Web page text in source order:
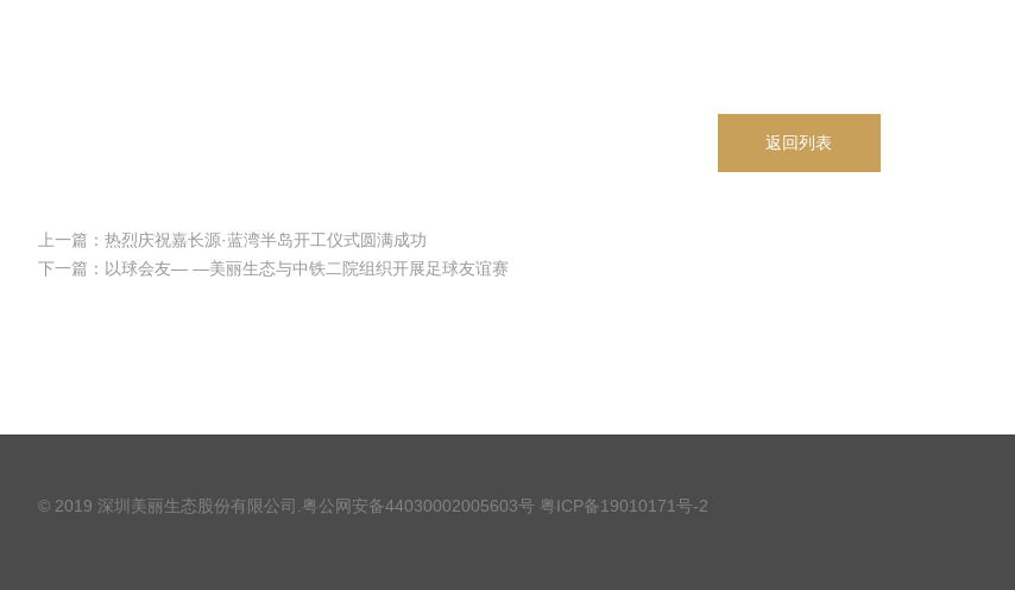
返回列表
上一篇：热烈庆祝嘉长源·蓝湾半岛开工仪式圆满成功
下一篇：以球会友— —美丽生态与中铁二院组织开展足球友谊赛
© 2019 深圳美丽生态股份有限公司. 粤公网安备44030002005603号 粤ICP备19010171号-2